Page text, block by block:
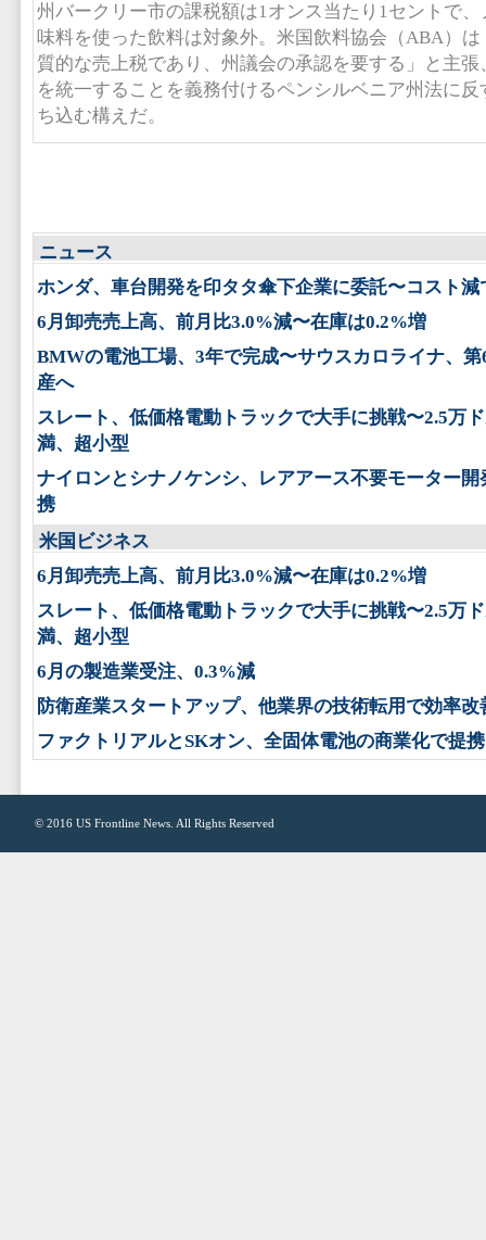
州バークリー市の課税額は1オンス当たり1セントで
味料を使った飲料は対象外。米国飲料協会（ABA）
質的な売上税であり、州議会の承認を要する」と主
を統一することを義務付けるペンシルベニア州法に
ち込む構えだ。
ニュース
ホンダ、車台開発を印タタ傘下企業に委託〜コスト減
6月卸売売上高、前月比3.0%減〜在庫は0.2%増
BMWの電池工場、3年で完成〜サウスカロライナ、第
産へ
スレート、低価格電動トラックで大手に挑戦〜2.5万
満、超小型
ナイロンとシナノケンシ、レアアース不要モーター開
携
米国ビジネス
6月卸売売上高、前月比3.0%減〜在庫は0.2%増
スレート、低価格電動トラックで大手に挑戦〜2.5万
満、超小型
6月の製造業受注、0.3%減
防衛産業スタートアップ、他業界の技術転用で効率改
ファクトリアルとSKオン、全固体電池の商業化で提携
© 2016 US Frontline News . All Rights Reserved